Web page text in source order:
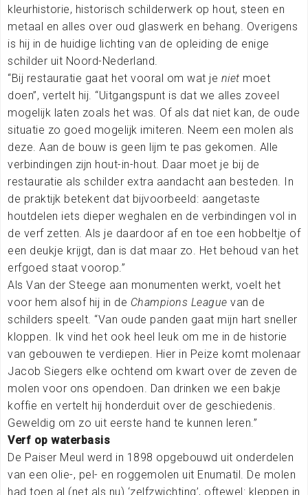
kleurhistorie, historisch schilderwerk op hout, steen en
metaal en alles over oud glaswerk en behang. Overigens
is hij in de huidige lichting van de opleiding de enige
schilder uit Noord-Nederland.
“Bij restauratie gaat het vooral om wat je niet moet
doen”, vertelt hij. “Uitgangspunt is dat we alles zoveel
mogelijk laten zoals het was. Of als dat niet kan, de oude
situatie zo goed mogelijk imiteren. Neem een molen als
deze. Aan de bouw is geen lijm te pas gekomen. Alle
verbindingen zijn hout-in-hout. Daar moet je bij de
restauratie als schilder extra aandacht aan besteden. In
de praktijk betekent dat bijvoorbeeld: aangetaste
houtdelen iets dieper weghalen en de verbindingen vol in
de verf zetten. Als je daardoor af en toe een hobbeltje of
een deukje krijgt, dan is dat maar zo. Het behoud van het
erfgoed staat voorop.”
Als Van der Steege aan monumenten werkt, voelt het
voor hem alsof hij in de Champions League van de
schilders speelt. “Van oude panden gaat mijn hart sneller
kloppen. Ik vind het ook heel leuk om me in de historie
van gebouwen te verdiepen. Hier in Peize komt molenaar
Jacob Siegers elke ochtend om kwart over de zeven de
molen voor ons opendoen. Dan drinken we een bakje
koffie en vertelt hij honderduit over de geschiedenis.
Geweldig om zo uit eerste hand te kunnen leren.”
Verf op waterbasis
De Paiser Meul werd in 1898 opgebouwd uit onderdelen
van een olie-, pel- en roggemolen uit Enumatil. De molen
had toen al (net als nu) ‘zelfzwichting’, oftewel: kleppen in